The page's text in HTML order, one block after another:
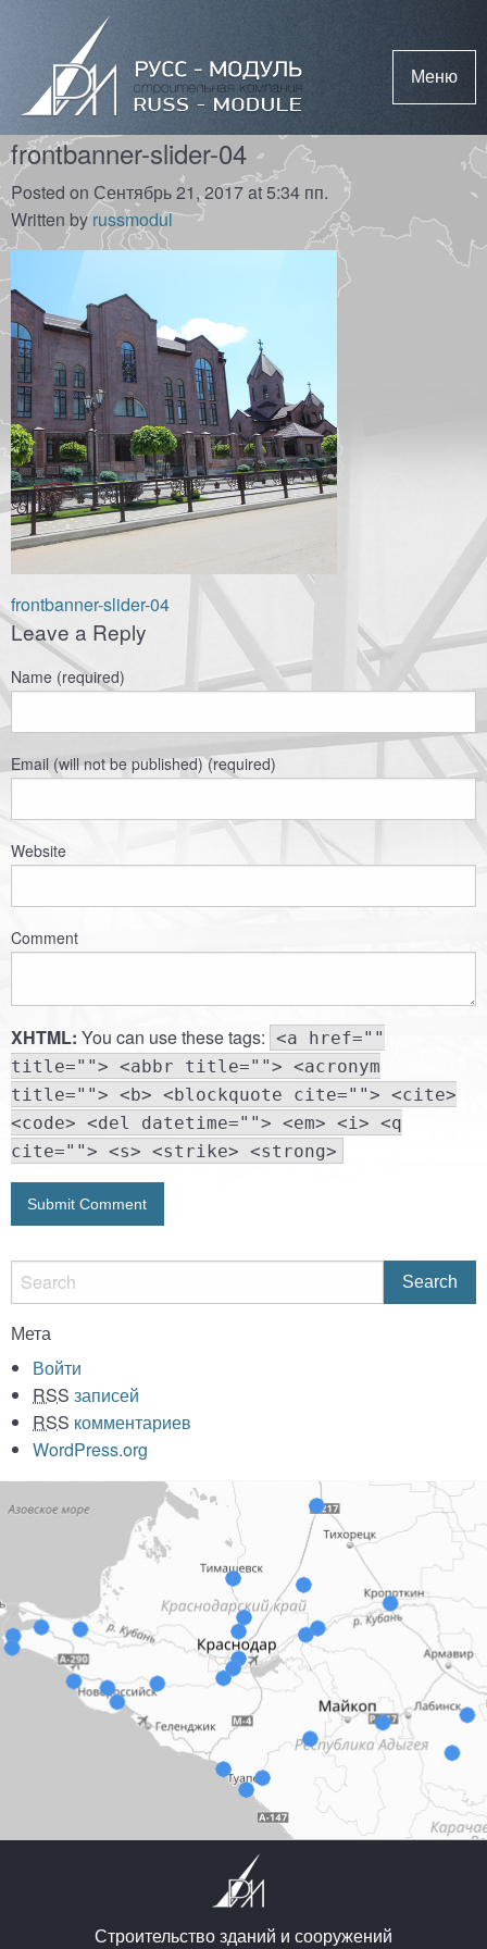
Меню
frontbanner-slider-04
Posted on Сентябрь 21, 2017 at 5:34 пп.
Written byrussmodul
Навигация
по
записям
frontbanner-slider-04
Leave a Reply
Name (required)
Email (will not be published) (required)
Website
Comment
XHTML: You can use these tags: <a href=""
title=""> <abbr title=""> <acronym
title=""> <b> <blockquote cite=""> <cite>
<code> <del datetime=""> <em> <i> <q
cite=""> <s> <strike> <strong>
Мета
Войти
RSS записей
RSS комментариев
WordPress.org
Строительство зданий и сооружений